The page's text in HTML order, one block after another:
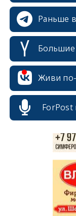
Раньше
Живи по-
ForPost